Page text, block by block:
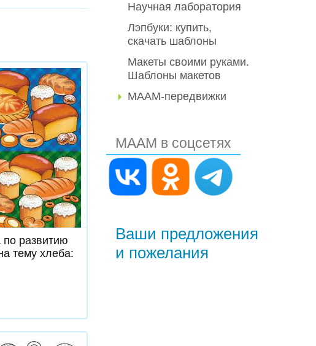
по развитию
тему хлеба:
Научная лаборатория
Лэпбуки: купить,
скачать шаблоны
Макеты своими руками.
Шаблоны макетов
МААМ-передвижки
МААМ в соцсетях
Ваши предложения
и пожелания